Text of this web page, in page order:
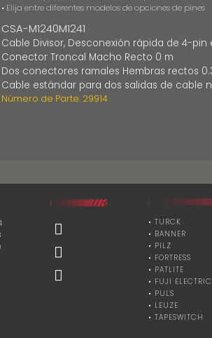
• Elija entre diferentes modelos de opciones de pines
CSA-M1240M1241
Cable Divisor, Desconexión rápida de 4-pin
Conector Troncal Macho Recto 0 m
Dos conectores ramales Hembras rectos
Cable estándar para dos salidas de cable
Número de Parte: 29914
• TURCK
• BANNER
• PILZ
• FORTRESS
• PATLITE
• FUJI ELECTRIC
• PULS
• LEUZE
• TAPESWITCH